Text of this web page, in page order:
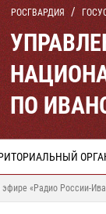
РОСГВАРДИЯ
ПО
эфире «Радио России-